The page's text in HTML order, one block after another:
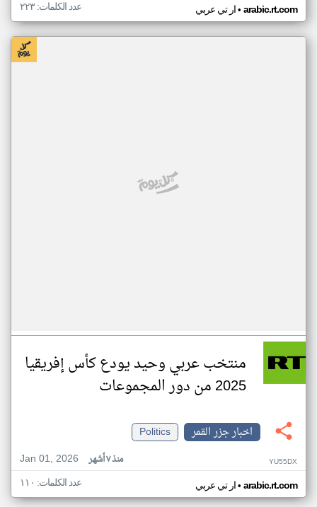
ار تي عربي• arabic.rt.com عدد الكلمات: ٢٢٣
منتخب عربي وحيد يودع كأس إفريقيا
2025 من دور المجموعات
اخبار جزر القمر
Politics
Jan 01, 2026
منذ ٧ أشهر YU55DX
ار تي عربي• arabic.rt.com عدد الكلمات: ١١٠